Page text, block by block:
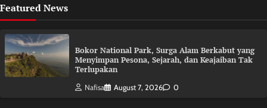
Featured News
Bokor National Park, Surga Alam Berkabut yang
Menyimpan Pesona, Sejarah, dan Keajaiban Tak
Terlupakan
Nafisa August 7, 2026 0